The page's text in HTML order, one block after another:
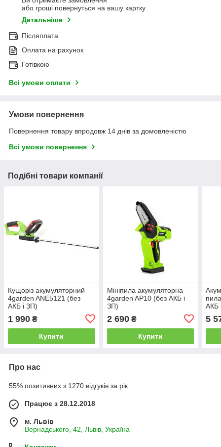
або гроші повернуться на вашу картку
Детальніше
Післяплата
Оплата на рахунок
Готівкою
Всі умови оплати
Умови повернення
Повернення товару впродовж 14 днів за домовленістю
Всі умови повернення
Подібні товари компанії
Кущоріз акумуляторний
4garden ANE5121 (без
АКБ і ЗП)
1 990 ₴
Купити
Мініпила акумуляторна
4garden AP10 (без АКБ і
ЗП)
2 690₴
Купити
АКБ
5
Про нас
55% позитивних з 1270 відгуків за рік
Працює з 28.12.2018
м. Львів
Вернадського, 42, Львів, Україна